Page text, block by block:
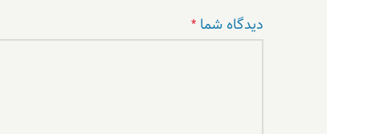
دیدگاه شما *